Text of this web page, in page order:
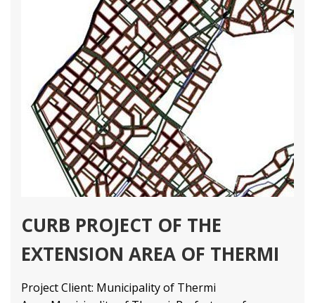
CURB PROJECT OF THE
EXTENSION AREA OF THERMI
Project Client: Municipality of Thermi